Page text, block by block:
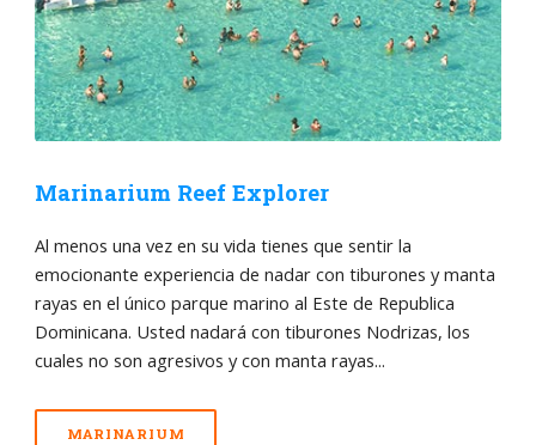
Marinarium Reef Explorer
Al menos una vez en su vida tienes que sentir la
emocionante experiencia de nadar con tiburones y manta
rayas en el único parque marino al Este de Republica
Dominicana. Usted nadará con tiburones Nodrizas, los
cuales no son agresivos y con manta rayas...
MARINARIUM